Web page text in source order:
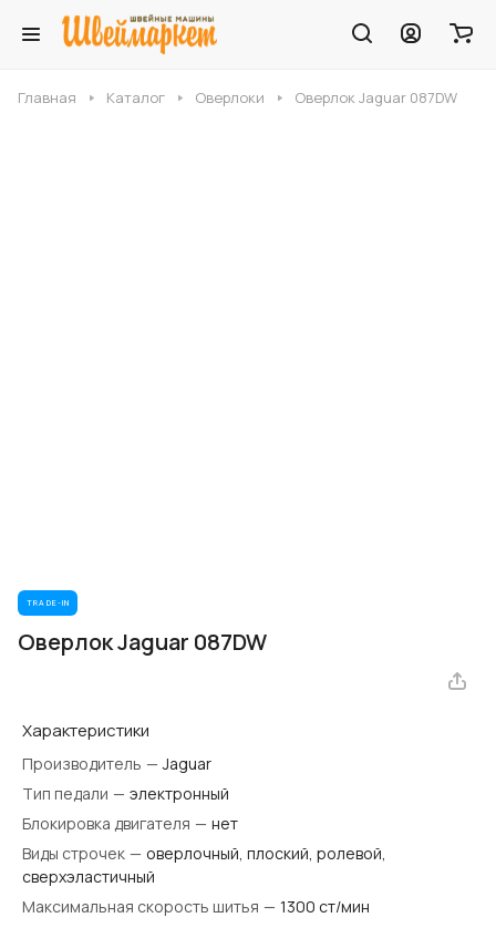
Главная Каталог Оверлоки Оверлок Jaguar 087DW
TRADE-IN
Оверлок Jaguar 087DW
Характеристики
Производитель — Jaguar
Тип педали — электронный
Блокировка двигателя — нет
Виды строчек — оверлочный, плоский, ролевой,
сверхэластичный
Максимальная скорость шитья — 1300 ст/мин